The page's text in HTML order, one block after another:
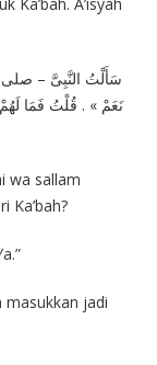
سَأَلْتُ النَّبِىَّ – صلى
نَعَمْ » . قُلْتُ فَمَا
wa sallam
masukkan jadi